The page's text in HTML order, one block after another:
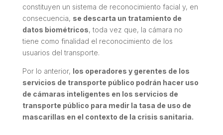
constituyen un sistema de reconocimiento facial y, en
consecuencia, se descarta un tratamiento de
datos biométricos, toda vez que, la cámara no
tiene como finalidad el reconocimiento de los
usuarios del transporte.
Por lo anterior, los operadores y gerentes de los
servicios de transporte público podrán hacer uso
de cámaras inteligentes en los servicios de
transporte público para medir la tasa de uso de
mascarillas en el contexto de la crisis sanitaria.